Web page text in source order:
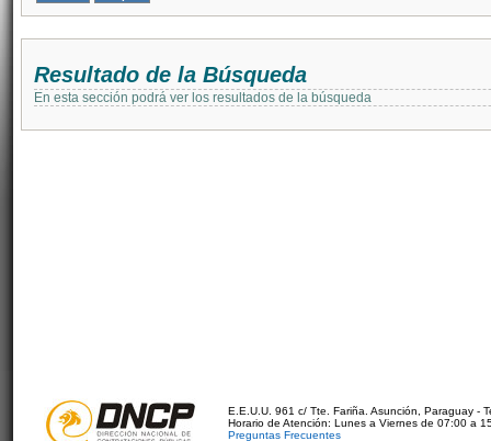
Resultado de la Búsqueda
En esta sección podrá ver los resultados de la búsqueda
E.E.U.U. 961 c/ Tte. Fariña. Asunción, Paraguay -
Horario de Atención: Lunes a Viernes de 07:00 a
Preguntas Frecuentes